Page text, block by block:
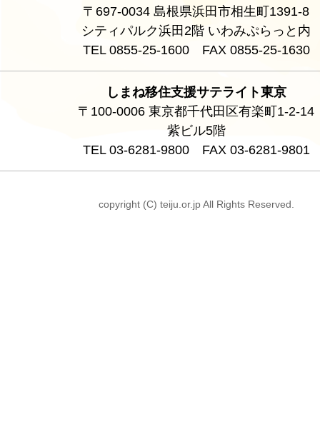
〒697-0034 島根県浜田市相生町1391-8
シティパルク浜田2階 いわみぷらっと内
TEL 0855-25-1600 FAX 0855-25-1630
しまね移住支援サテライト東京
〒100-0006 東京都千代田区有楽町1-2-14
紫ビル5階
TEL 03-6281-9800 FAX 03-6281-9801
copyright (C) teiju.or.jp All Rights Reserved.